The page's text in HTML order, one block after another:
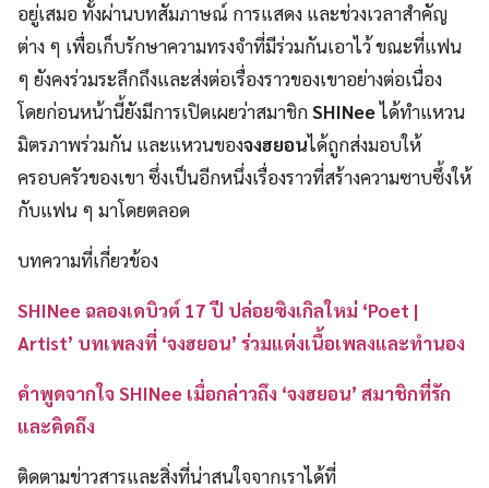
อยู่เสมอ ทั้งผ่านบทสัมภาษณ์ การแสดง และช่วงเวลาสำคัญ
ต่าง ๆ เพื่อเก็บรักษาความทรงจำที่มีร่วมกันเอาไว้ ขณะที่แฟน
ๆ ยังคงร่วมระลึกถึงและส่งต่อเรื่องราวของเขาอย่างต่อเนื่อง
โดยก่อนหน้านี้ยังมีการเปิดเผยว่าสมาชิกSHINeeได้ทำแหวน
มิตรภาพร่วมกัน และแหวนของจงฮยอนได้ถูกส่งมอบให้
ครอบครัวของเขา ซึ่งเป็นอีกหนึ่งเรื่องราวที่สร้างความซาบซึ้งให้
กับแฟน ๆ มาโดยตลอด
บทความที่เกี่ยวข้อง
SHINee ฉลองเดบิวต์ 17 ปี ปล่อยซิงเกิลใหม่ ‘Poet |
Artist’ บทเพลงที่ ‘จงฮยอน’ ร่วมแต่งเนื้อเพลงและทำนอง
คำพูดจากใจ SHINee เมื่อกล่าวถึง ‘จงฮยอน’ สมาชิกที่รัก
และคิดถึง
ติดตามข่าวสารและสิ่งที่น่าสนใจจากเราได้ที่